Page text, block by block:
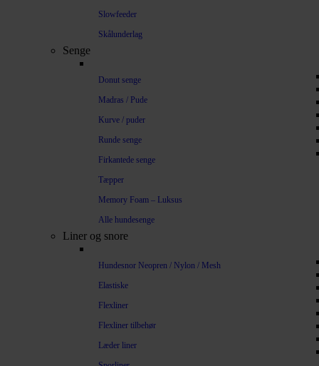
Slowfeeder
Skålunderlag
Senge
Donut senge
Madras / Pude
Kurve / puder
Runde senge
Firkantede senge
Tæpper
Memory Foam – Luksus
Alle hundesenge
Liner og snore
Hundesnor Neopren / Nylon / Mesh
Elastiske
Flexliner
Flexliner tilbehør
Læder liner